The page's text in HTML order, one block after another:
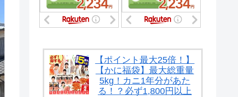
【ポイント最大25倍！】
【かに福袋】最大総重量
5kg！カニ1年分があた
る！？必ず1,800円以上